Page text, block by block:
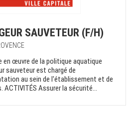
SAUVETEUR (F/H)
en œuvre de la politique aquatique
sauveteur est chargé de
au sein de l'établissement et de
ACTIVITÉS Assurer la sécurité...